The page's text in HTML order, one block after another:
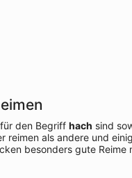
den Begriff hach sind
reimen als andere und
besonders gute